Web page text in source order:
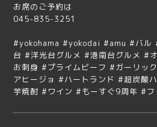
お席のご予約は
045-835-3251
#yokohama #yokodai #amu #バル
台 #洋光台グルメ #港南台グルメ #
お刺身 #プライムビーフ #ガーリッ
アヒージョ #ハートランド #超炭酸
芋焼酎 #ワイン #もーすぐ9周年 #フ